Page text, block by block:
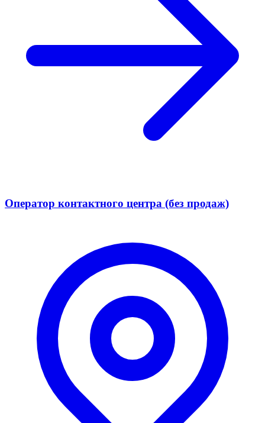
Оператор контактного центра (без продаж)